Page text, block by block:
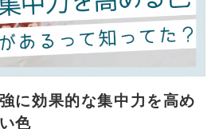
に効果的な集中力を高め
色